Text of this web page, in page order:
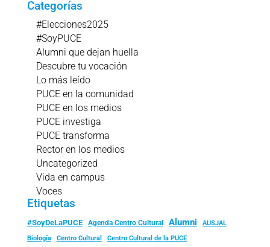
Categorías
#Elecciones2025
#SoyPUCE
Alumni que dejan huella
Descubre tu vocación
Lo más leído
PUCE en la comunidad
PUCE en los medios
PUCE investiga
PUCE transforma
Rector en los medios
Uncategorized
Vida en campus
Voces
Etiquetas
#SoyDeLaPUCE Agenda Centro Cultural Alumni
AUSJAL
Biología
Centro Cultural Centro Cultural de la PUCE